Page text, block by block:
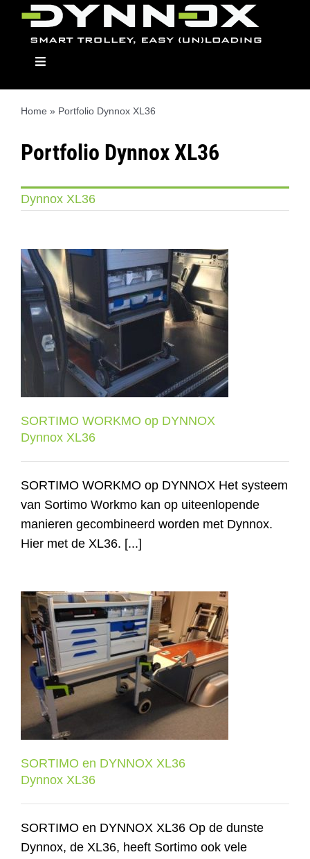
Toggle
Dynnox
Modellen
Dealers
Contact
Shop
Home » Portfolio Dynnox XL36
Portfolio Dynnox XL36
Dynnox XL36
SORTIMO WORKMO op DYNNOX
Dynnox XL36
SORTIMO WORKMO op DYNNOX
Dynnox XL36
SORTIMO WORKMO op DYNNOX Het systeem
van Sortimo Workmo kan op uiteenlopende
manieren gecombineerd worden met Dynnox.
Hier met de XL36. [...]
SORTIMO en DYNNOX XL36
Dynnox XL36
SORTIMO en DYNNOX XL36
Dynnox XL36
SORTIMO en DYNNOX XL36 Op de dunste
Dynnox, de XL36, heeft Sortimo ook vele